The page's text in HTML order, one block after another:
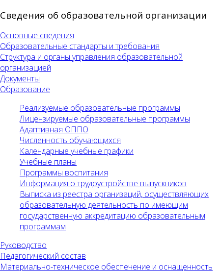
Сведения об образовательной организации
Основные сведения
Образовательные стандарты и требования
Структура и органы управления образовательной
организацией
Документы
Образование
Реализуемые образовательные программы
Лицензируемые образовательные программы
Адаптивная ОППО
Численность обучающихся
Календарные учебные графики
Учебные планы
Программы воспитания
Информация о трудоустройстве выпускников
Выписка из реестра организаций, осуществляющих
образовательную деятельность по имеющим
государственную аккредитацию образовательным
программам
Руководство
Педагогический состав
Материально-техническое обеспечение и оснащенность